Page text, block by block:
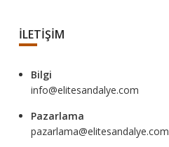
İLETİŞİM
Bilgi
info@elitesandalye.com
Pazarlama
pazarlama@elitesandalye.com